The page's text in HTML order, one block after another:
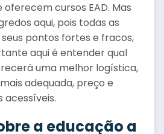
oferecem cursos EAD. Mas
aqui, pois todas as
pontos fortes e fracos,
aqui é entender qual
uma melhor logística,
adequada, preço e
acessíveis.
a educação a